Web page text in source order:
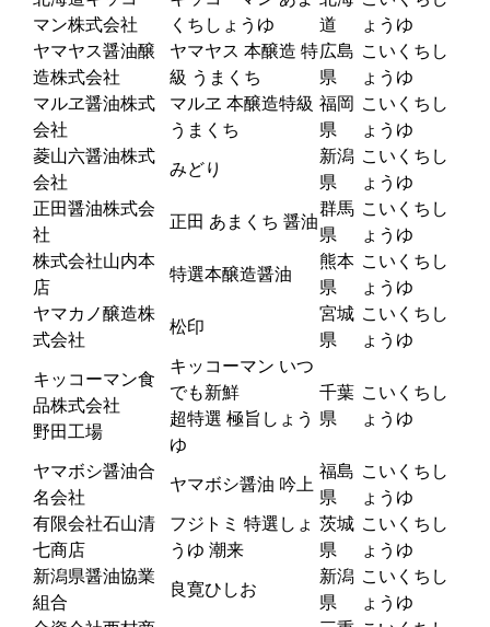
マン株式会社
くちしょうゆ
道
ょうゆ
ヤマヤス醤油醸
造株式会社
ヤマヤス 本醸造 特
級 うまくち
広島
県
こいくちし
ょうゆ
マルヱ醤油株式
会社
マルヱ 本醸造特級
うまくち
福岡
県
こいくちし
ょうゆ
菱山六醤油株式
会社
みどり
新潟
県
こいくちし
ょうゆ
正田醤油株式会
社
正田 あまくち 醤油
群馬
県
こいくちし
ょうゆ
株式会社山内本
店
特選本醸造醤油
熊本
県
こいくちし
ょうゆ
ヤマカノ醸造株
式会社
松印
宮城
県
こいくちし
ょうゆ
キッコーマン食
品株式会社
野田工場
キッコーマン いつ
でも新鮮
超特選 極旨しょう
ゆ
千葉
県
こいくちし
ょうゆ
ヤマボシ醤油合
名会社
ヤマボシ醤油 吟上
福島
県
こいくちし
ょうゆ
有限会社石山清
七商店
フジトミ 特選しょ
うゆ 潮来
茨城
県
こいくちし
ょうゆ
新潟県醤油協業
組合
良寛ひしお
新潟
県
こいくちし
ょうゆ